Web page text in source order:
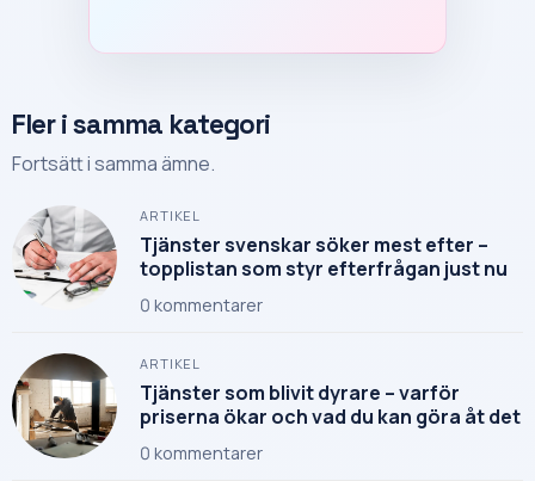
Fler i samma kategori
Fortsätt i samma ämne.
ARTIKEL
Tjänster svenskar söker mest efter –
topplistan som styr efterfrågan just nu
0 kommentarer
ARTIKEL
Tjänster som blivit dyrare – varför
priserna ökar och vad du kan göra åt det
0 kommentarer